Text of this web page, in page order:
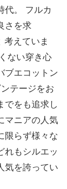
代。 フルカ
さを求
考えていま
ない穿き心
ブエコットン
テージをお
でをも追求し
マニアの人気
限らず様々な
れもシルエッ
気を誇ってい